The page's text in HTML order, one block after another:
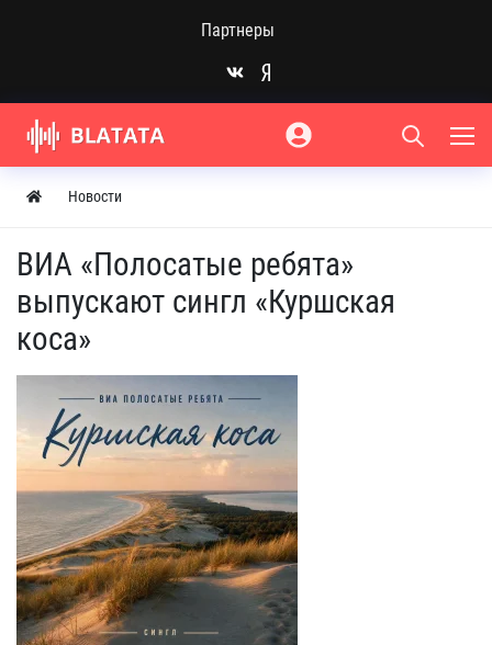
Партнеры
Новости
ВИА «Полосатые ребята»
выпускают сингл «Куршская
коса»